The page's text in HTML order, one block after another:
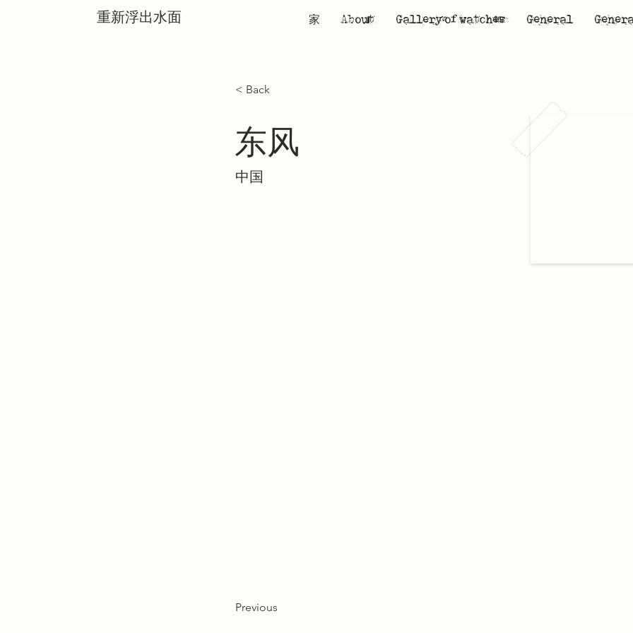
重新浮出水面 家 About Gallery of watches General
< Back
东风
中国
Previous